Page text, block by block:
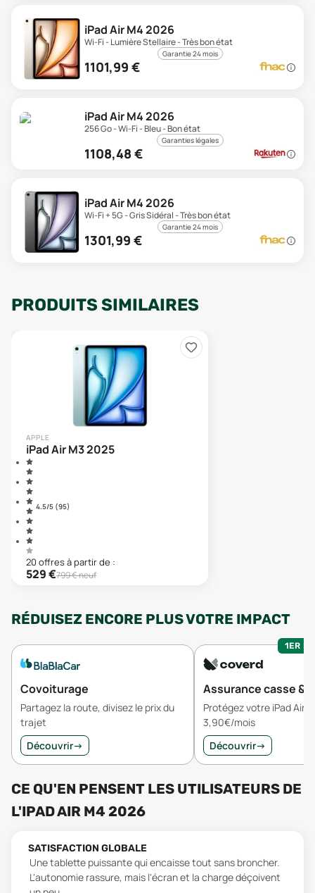
iPad Air M4 2026
Wi-Fi - Lumière Stellaire - Très bon état
Garantie 24 mois
1101,99 €
iPad Air M4 2026
256 Go - Wi-Fi - Bleu - Bon état
Garanties légales
1108,48 €
iPad Air M4 2026
Wi-Fi + 5G - Gris Sidéral - Très bon état
Garantie 24 mois
1301,99 €
PRODUITS SIMILAIRES
APPLE
iPad Air M3 2025
4.5/5 (95)
20 offresà partir de :
529€799€ neuf
RÉDUISEZ ENCORE PLUS VOTRE IMPACT
Covoiturage
Partagez la route, divisez le prix du
trajet
Découvrir→
1ER
Assurance casse &
Protégez votre iPad Air
3,90€/mois
Découvrir→
CE QU'EN PENSENT LES UTILISATEURS DE
L'IPAD AIR M4 2026
SATISFACTION GLOBALE
Une tablette puissante qui encaisse tout sans broncher.
L'autonomie rassure, mais l'écran et la charge déçoivent